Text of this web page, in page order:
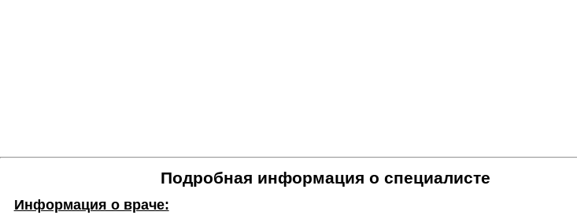
Подробная информация о специалисте
Информация о враче: